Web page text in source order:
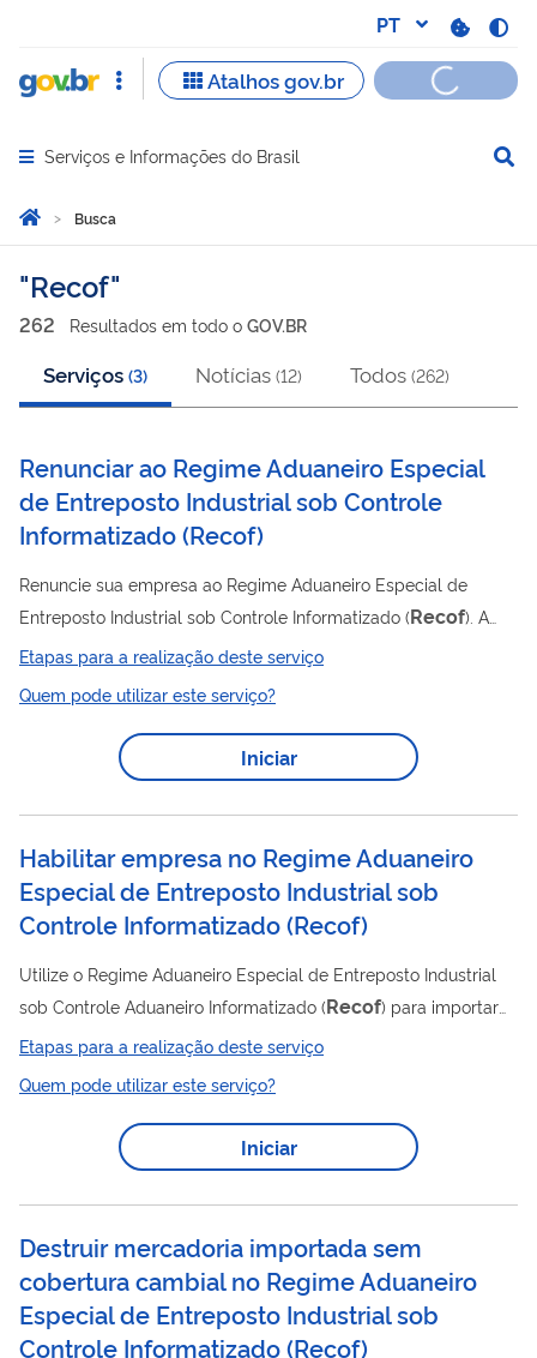
Abrir menu principal de navegação
Serviços e Informações do Brasil
Você está aqui:
Página Inicial
Busca
Busca
Recof
262 Resultados em todo o GOV.BR
Serviços (3) Notícias (12) Todos (262)
Renunciar ao Regime Aduaneiro Especial
de Entreposto Industrial sob Controle
Informatizado(Recof)
Renuncie sua empresa ao Regime Aduaneiro Especial de
Entreposto Industrial sob Controle Informatizado (Recof). A
renúncia é uma forma de desistência voluntária do regime
O deferimento da renúncia ao regime ocorrerá somente após a
empresa comprovar que cumpriu todas as obrigações exigidas
para o período de apuração. O pedido de renúncia deve estar
integral das condições...
Etapas para a realização deste serviço
Quem pode utilizar este serviço?
Iniciar
Habilitar empresa no Regime Aduaneiro
Especial de Entreposto Industrial sob
Controle Informatizado(Recof)
Utilize o Regime Aduaneiro Especial de Entreposto Industrial
sob Controle Aduaneiro Informatizado (Recof) para importar
ou comprar insumos no mercado interno com suspensão de
tributos federais e, quando aplicável, estaduais. Esses insumos
podem ser usados na industrialização de produtos destinados
à exportação ou ao mercado interno (neste último caso, com
pagamento posterior dos tributos suspensos). Também é
mercadorias admitidas no...
Etapas para a realização deste serviço
Quem pode utilizar este serviço?
Iniciar
Destruir mercadoria importada sem
cobertura cambial no Regime Aduaneiro
Especial de Entreposto Industrial sob
Controle Informatizado(Recof)